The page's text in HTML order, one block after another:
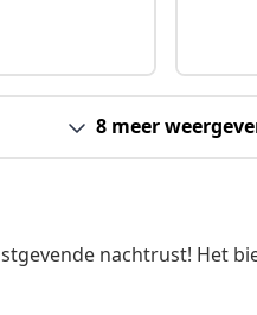
8 meer
nachtrust! Het